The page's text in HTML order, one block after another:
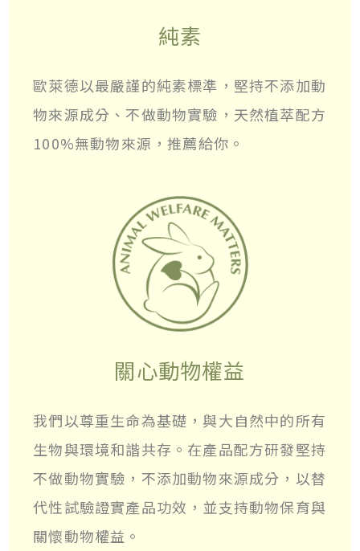
純素
歐萊德以最嚴謹的純素標準，堅持不添加動
物來源成分、不做動物實驗，天然植萃配方
100%無動物來源，推薦給你。
關心動物權益
我們以尊重生命為基礎，與大自然中的所有
生物與環境和諧共存。在產品配方研發堅持
不做動物實驗，不添加動物來源成分，以替
代性試驗證實產品功效，並支持動物保育與
關懷動物權益。